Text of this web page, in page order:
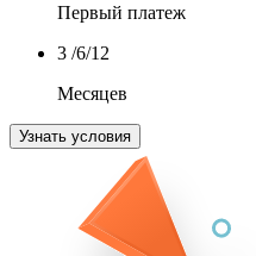
Первый платеж
3 /6/12
Месяцев
Узнать условия